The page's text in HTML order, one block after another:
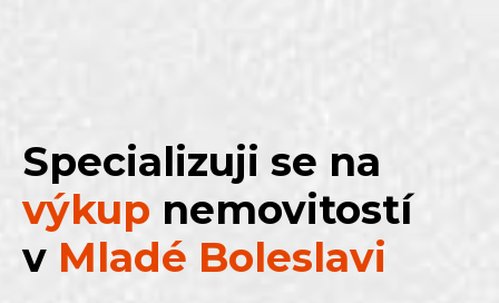
Specializuji se na
výkup nemovitostí
v Mladé Boleslavi